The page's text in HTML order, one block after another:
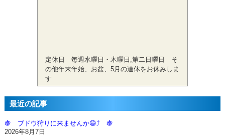
定休日 毎週水曜日・木曜日,第二日曜日 そ
の他年末年始、お盆、5月の連休をお休みしま
す
最近の記事
🍇 ブドウ狩りに来ませんか😄⤴️ 🍇
2026年8月7日